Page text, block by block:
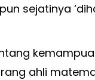
sejatinya
ahli